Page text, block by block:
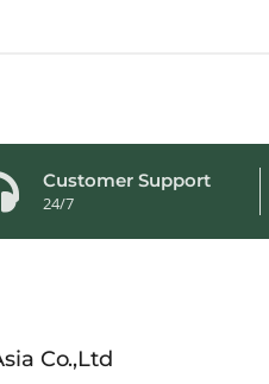
Customer Support
24/7
Co.,Ltd